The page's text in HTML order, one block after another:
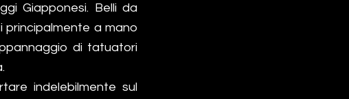
Giapponesi. Belli da
principalmente a mano
di tatuatori
indelebilmente sul